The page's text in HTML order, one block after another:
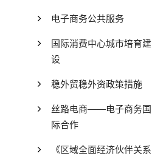
电子商务公共服务
国际消费中心城市培育建
设
稳外贸稳外资政策措施
丝路电商——电子商务国
际合作
《区域全面经济伙伴关系